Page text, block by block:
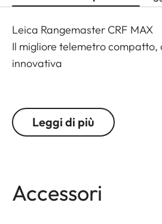
Leica Rangemaster CRF MAX
Il migliore telemetro compatto,
innovativa
standard per i più esigenti fra i
tiratori di precisione, che
intemperie, ideale per le
Leggi di più
Accessori